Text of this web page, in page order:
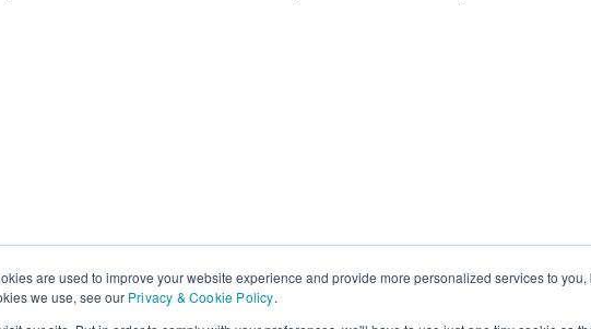
are used to improve your website experience and provide more personalized services to
we use, see our Privacy & Cookie Policy.